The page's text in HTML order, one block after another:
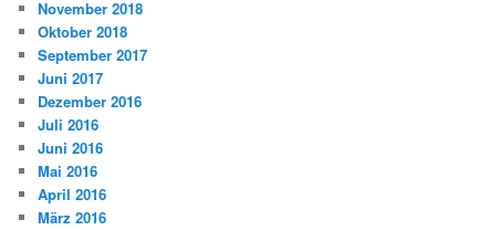
November 2018
Oktober 2018
September 2017
Juni 2017
Dezember 2016
Juli 2016
Juni 2016
Mai 2016
April 2016
März 2016